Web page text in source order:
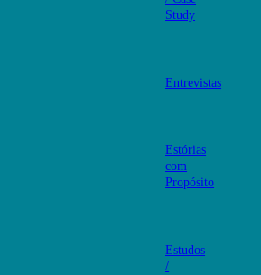
Study
Entrevistas
Estórias
com
Propósito
Estudos
/